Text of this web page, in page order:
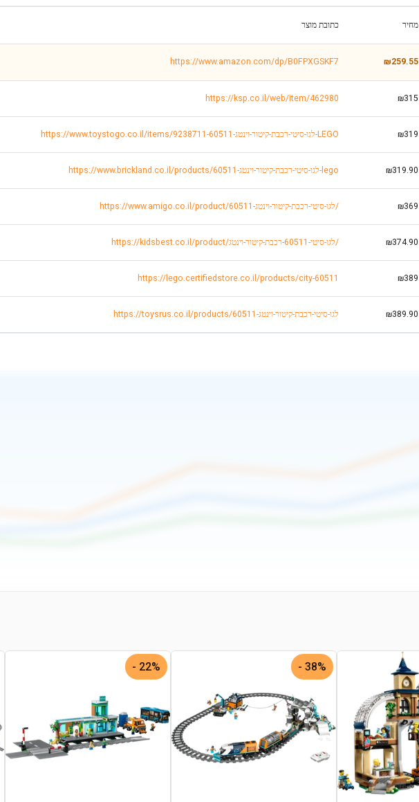
מחיר כתובת מוצר
₪259.55
https://www.amazon.com/dp/B0FPXGSKF7
₪315
https://ksp.co.il/web/item/462980
₪319 https://www.toystogo.co.il/items/9238711-לגו-סיטי-רכבת-קיטור-וינטג-60511-LEGO
₪319.90 https://www.brickland.co.il/products/לגו-סיטי-רכבת-קיטור-וינטג-60511-lego
₪369 https://www.amigo.co.il/product/לגו-סיטי-רכבת-קיטור-וינטג-60511/
₪374.90 https://kidsbest.co.il/product/לגו-סיטי-60511-רכבת-קיטור-וינטג/
₪389
https://lego.certifiedstore.co.il/products/city-60511
₪389.90 https://toysrus.co.il/products/לגו-סיטי-רכבת-קיטור-וינטג-60511
38% -
22% -